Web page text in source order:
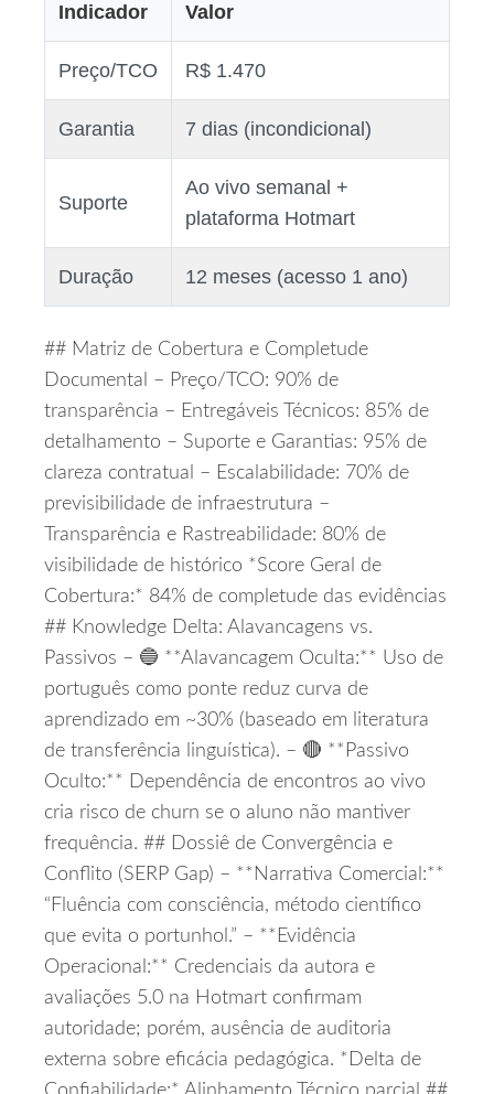
Indicador Valor
Preço/TCO R$ 1.470
Garantia 7 dias (incondicional)
Suporte
Ao vivo semanal +
plataforma Hotmart
Duração 12 meses (acesso 1 ano)
## Matriz de Cobertura e Completude
Documental – Preço/TCO: 90% de
transparência – Entregáveis Técnicos: 85% de
detalhamento – Suporte e Garantias: 95% de
clareza contratual – Escalabilidade: 70% de
previsibilidade de infraestrutura –
Transparência e Rastreabilidade: 80% de
visibilidade de histórico *Score Geral de
Cobertura:* 84% de completude das evidências
## Knowledge Delta: Alavancagens vs.
Passivos – 🔵 **Alavancagem Oculta:** Uso de
português como ponte reduz curva de
aprendizado em ~30% (baseado em literatura
de transferência linguística). – 🔴 **Passivo
Oculto:** Dependência de encontros ao vivo
cria risco de churn se o aluno não mantiver
frequência. ## Dossiê de Convergência e
Conflito (SERP Gap) – **Narrativa Comercial:**
“Fluência com consciência, método científico
que evita o portunhol.” – **Evidência
Operacional:** Credenciais da autora e
avaliações 5.0 na Hotmart confirmam
autoridade; porém, ausência de auditoria
externa sobre eficácia pedagógica. *Delta de